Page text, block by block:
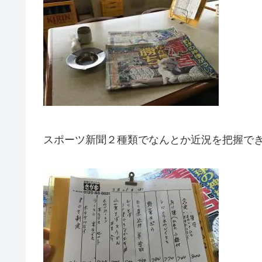
スポーツ新聞２種類でなんとか近況を把握で